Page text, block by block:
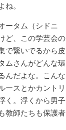
。
ータム（シドニ
ど、この学芸会の
で繋いでるから皮
ムさんがどんな環
んだよな。こんな
ースとかカントリ
く。浮くから男子
教師たちも保護者